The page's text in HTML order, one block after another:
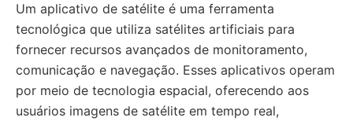
Um aplicativo de satélite é uma ferramenta
tecnológica que utiliza satélites artificiais para
fornecer recursos avançados de monitoramento,
comunicação e navegação. Esses aplicativos operam
por meio de tecnologia espacial, oferecendo aos
usuários imagens de satélite em tempo real,